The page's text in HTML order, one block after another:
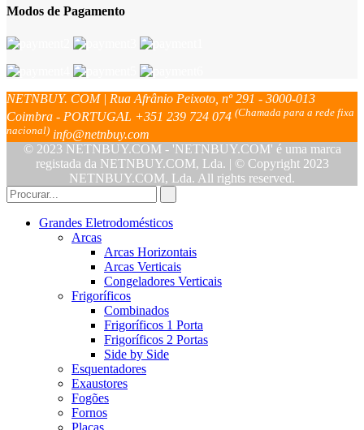
Modos de Pagamento
NETNBUY. COM | Rua Afrânio Peixoto, nº 291 - 3000-013
Coimbra - PORTUGAL +351 239 724 074 (Chamada para a rede fixa
nacional) info@netnbuy.com
© 2023 NETNBUY.COM - 'NETNBUY.COM' é uma marca
registada da NETNBUY.COM, Lda. | © Copyright 2023
NETNBUY.COM, Lda. All rights reserved.
Grandes Eletrodomésticos
Arcas
Arcas Horizontais
Arcas Verticais
Congeladores Verticais
Frigoríficos
Combinados
Frigoríficos 1 Porta
Frigoríficos 2 Portas
Side by Side
Esquentadores
Exaustores
Fogões
Fornos